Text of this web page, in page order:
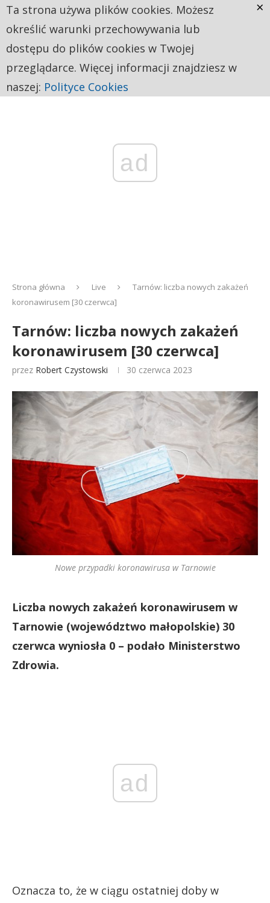
ad
Strona główna Live
Tarnów: liczba nowych zakażeń
koronawirusem [30 czerwca]
Tarnów: liczba nowych zakażeń
koronawirusem [30 czerwca]
przez Robert Czystowski 30 czerwca 2023
Nowe przypadki koronawirusa w Tarnowie
Liczba nowych zakażeń koronawirusem w
Tarnowie (województwo małopolskie) 30
czerwca wyniosła 0 – podało Ministerstwo
Zdrowia.
ad
Oznacza to, że w ciągu ostatniej doby w
Ta strona używa plików cookies. Możesz
określić warunki przechowywania lub
dostępu do plików cookies w Twojej
przeglądarce. Więcej informacji znajdziesz w
naszej: Polityce Cookies
×